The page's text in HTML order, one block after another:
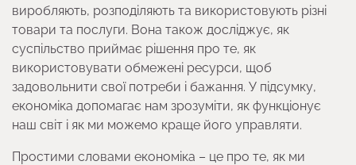
виробляють, розподіляють та використовують різні
товари та послуги. Вона також досліджує, як
суспільство приймає рішення про те, як
використовувати обмежені ресурси, щоб
задовольнити свої потреби і бажання. У підсумку,
економіка допомагає нам зрозуміти, як функціонує
наш світ і як ми можемо краще його управляти.
Простими словами економіка – це про те, як ми